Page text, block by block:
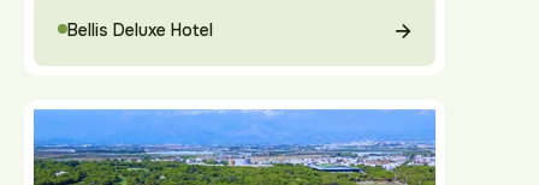
Bellis Deluxe Hotel